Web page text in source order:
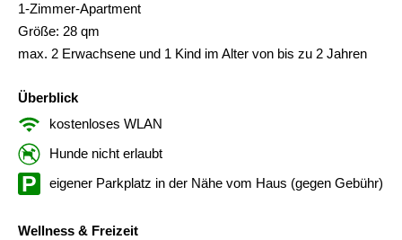
1-Zimmer-Apartment
Größe: 28 qm
max. 2 Erwachsene und 1 Kind im Alter von bis zu 2 Jahren
Überblick
kostenloses WLAN
Hunde nicht erlaubt
eigener Parkplatz in der Nähe vom Haus (gegen Gebühr)
Wellness & Freizeit